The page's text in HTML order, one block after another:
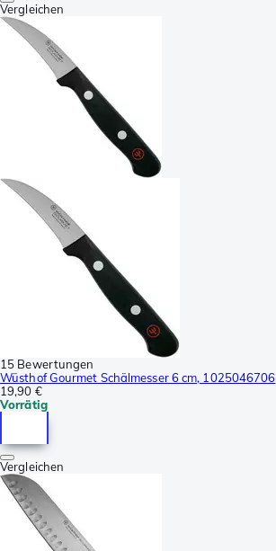
Vergleichen
15 Bewertungen
Wüsthof Gourmet Schälmesser 6 cm, 1025046706
19,90 €
Vorrätig
Vergleichen